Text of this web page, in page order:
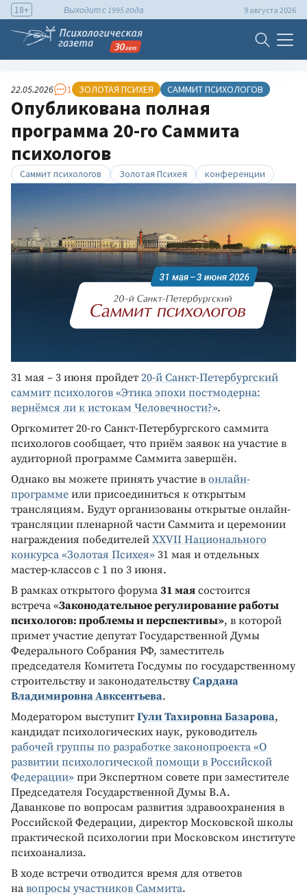
18+ Выходит с 1995 года 9 августа 2026
22.05.2026 1 ЗОЛОТАЯ ПСИХЕЯ САММИТ ПСИХОЛОГОВ
Опубликована полная
программа 20-го Саммита
психологов
Саммит психологов Золотая Психея конференции
31 мая – 3 июня пройдет 20-й Санкт-Петербургский
саммит психологов «Этика эпохи постмодерна:
вернёмся ли к истокам Человечности?».
Оргкомитет 20-го Санкт-Петербургского саммита
психологов сообщает, что приём заявок на участие в
аудиторной программе Саммита завершён.
Однако вы можете принять участие в онлайн-
программе или присоединиться к открытым
трансляциям. Будут организованы открытые онлайн-
трансляции пленарной части Саммита и церемонии
награждения победителей XXVII Национального
конкурса «Золотая Психея» 31 мая и отдельных
мастер-классов с 1 по 3 июня.
В рамках открытого форума 31 мая состоится
встреча «Законодательное регулирование работы
психологов: проблемы и перспективы», в которой
примет участие депутат Государственной Думы
Федерального Собрания РФ, заместитель
председателя Комитета Госдумы по государственному
строительству и законодательствуСардана
Владимировна Авксентьева.
Модератором выступит Гули Тахировна Базарова,
кандидат психологических наук, руководитель
рабочей группы по разработке законопроекта «О
развитии психологической помощи в Российской
Федерации» при Экспертном совете при заместителе
Председателя Государственной Думы В.А.
Даванкове по вопросам развития здравоохранения в
Российской Федерации, директор Московской школы
практической психологии при Московском институте
психоанализа.
В ходе встречи отводится время для ответов
на вопросы участников Саммита.